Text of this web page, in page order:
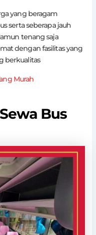
yang beragam
serta seberapa jauh
tenang saja
dengan fasilitas yang
berkualitas
Murah
Bus